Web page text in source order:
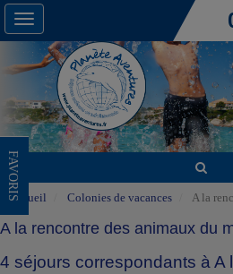
Toggle
navigation
FAVORIS
Accueil Colonies de vacances A la
A la rencontre des animaux du
4 séjours correspondants à A